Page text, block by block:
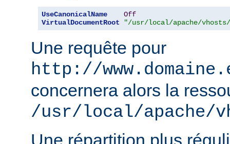
UseCanonicalName
Off
VirtualDocumentRoot
"/usr/local/apache/vhosts/
Une requête pour
http://
concernera alors la
/usr/local/apache/
Une répartition plus